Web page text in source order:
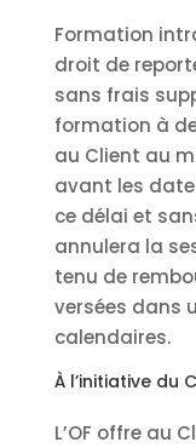
Formation
droit de
sans frais
formation à
au Client au
avant les
ce délai et
annulera la
tenu de
versées dans
calendaires.
À l’initiative du
L’OF offre au